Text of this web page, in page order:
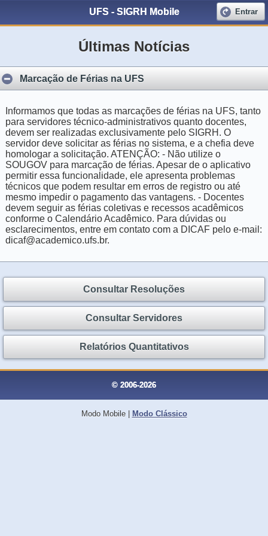
UFS - SIGRH Mobile Entrar
Últimas Notícias
Marcação de Férias na UFS
Informamos que todas as marcações de férias na UFS, tanto
para servidores técnico-administrativos quanto docentes,
devem ser realizadas exclusivamente pelo SIGRH. O
servidor deve solicitar as férias no sistema, e a chefia deve
homologar a solicitação. ATENÇÃO: - Não utilize o
SOUGOV para marcação de férias. Apesar de o aplicativo
permitir essa funcionalidade, ele apresenta problemas
técnicos que podem resultar em erros de registro ou até
mesmo impedir o pagamento das vantagens. - Docentes
devem seguir as férias coletivas e recessos acadêmicos
conforme o Calendário Acadêmico. Para dúvidas ou
esclarecimentos, entre em contato com a DICAF pelo e-mail:
dicaf@academico.ufs.br.
Consultar Resoluções
Consultar Servidores
Relatórios Quantitativos
© 2006-2026
Modo Mobile| Modo Clássico